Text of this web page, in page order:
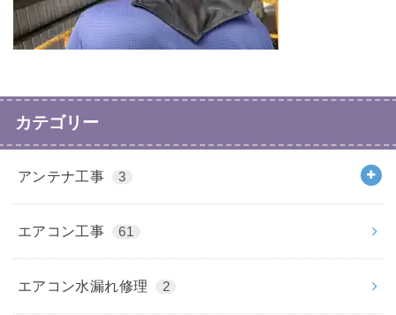
カテゴリー
アンテナ工事 3
エアコン工事 61
エアコン水漏れ修理 2